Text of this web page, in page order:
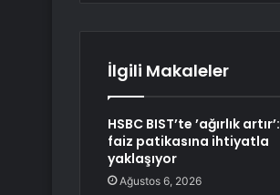
İlgili Makaleler
HSBC BIST’te ’ağırlık
faiz patikasına ihtiyatla
yaklaşıyor
Ağustos 6, 2026